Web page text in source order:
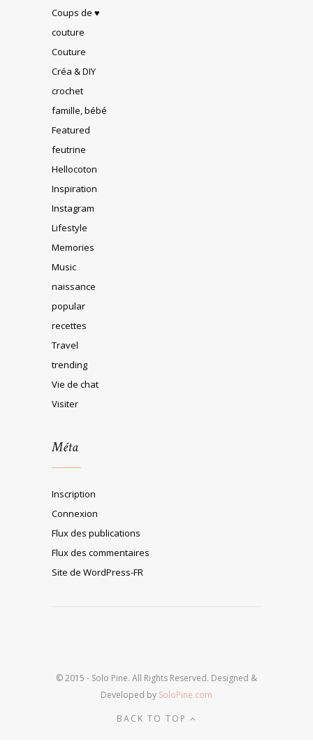
Coups de ♥
couture
Couture
Créa & DIY
crochet
famille, bébé
Featured
feutrine
Hellocoton
Inspiration
Instagram
Lifestyle
Memories
Music
naissance
popular
recettes
Travel
trending
Vie de chat
Visiter
Méta
Inscription
Connexion
Flux des publications
Flux des commentaires
Site de WordPress-FR
© 2015 - Solo Pine. All Rights Reserved. Designed &
Developed by SoloPine.com
BACK TO TOP